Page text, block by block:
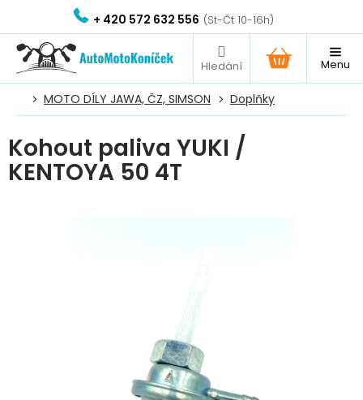
obsah
+ 420 572 632 556
NÁKUPNÍ
KOŠÍK
MOTO DÍLY JAWA, ČZ, SIMSON Doplňky
Kohout paliva YUKI /
KENTOYA 50 4T